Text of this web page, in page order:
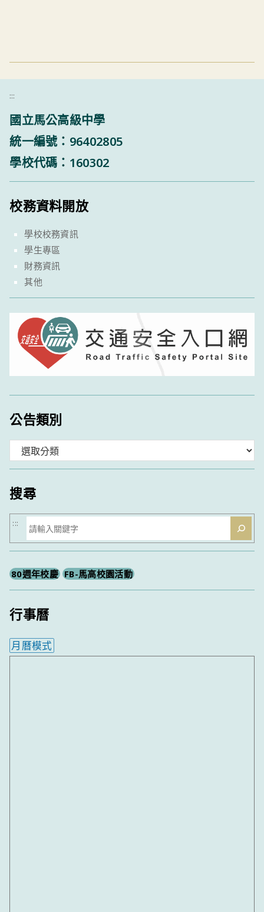
:::
國立馬公高級中學
統一編號：96402805
學校代碼：160302
校務資料開放
學校校務資訊
學生專區
財務資訊
其他
公告類別
類
搜尋
搜
尋
:::
80週年校慶 FB-馬高校園活動
行事曆
月曆模式